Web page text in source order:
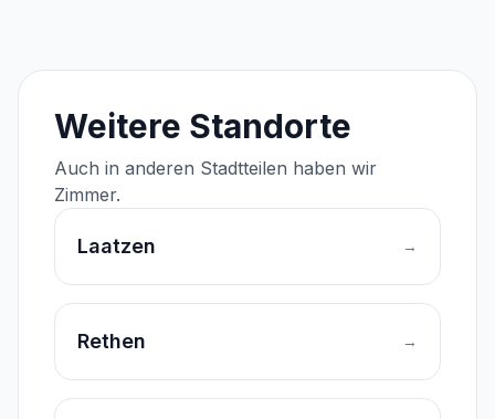
Weitere Standorte
Auch in anderen Stadtteilen haben wir
Zimmer.
Laatzen →
Rethen →